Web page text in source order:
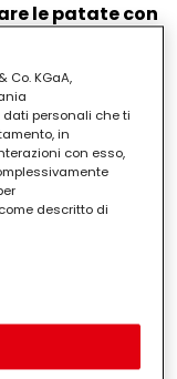
le patate con
in negozio.
il terreno
manon in
– infatti –
marcire la
se necessario -
cosa
luce
Co. KGaA,
dati personali che ti
in
con esso,
descritto di
Informativa sulla
anche